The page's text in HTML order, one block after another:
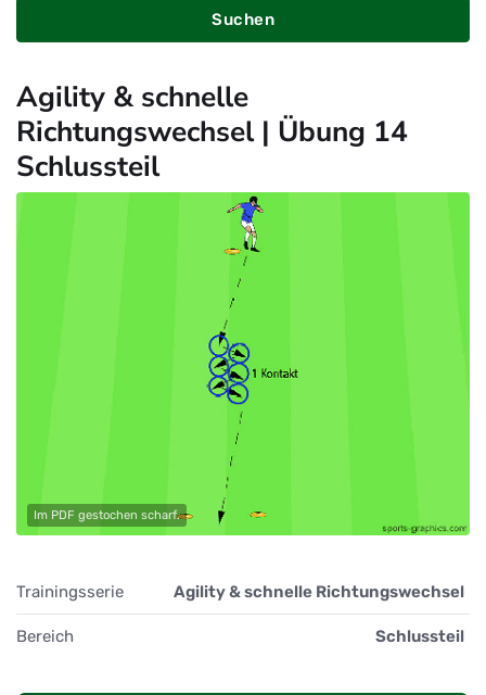
Suchen
Agility & schnelle
Richtungswechsel | Übung 14
Schlussteil
Im PDF gestochen scharf.
Trainingsserie Agility & schnelle Richtungswechsel
Bereich Schlussteil